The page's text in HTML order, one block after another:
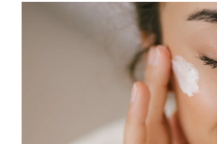
MODA & LJEPOTA